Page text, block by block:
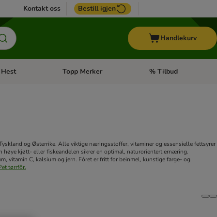
Kontakt oss Bestill igjen
Handlekurv
kategorimeny: + Veterinærfôr
Hest Åpne kategorimeny: Hest
Topp Merker Åpne kategorimeny:
% Tilbud
og Østerrike. Alle viktige næringsstoffer, vitaminer og essensielle fettsyrer
kjøtt- eller fiskeandelen sikrer en optimal, naturorientert ernæring.
vitamin C, kalsium og jern. Fôret er fritt for beinmel, kunstige farge- og
tørrfôr.